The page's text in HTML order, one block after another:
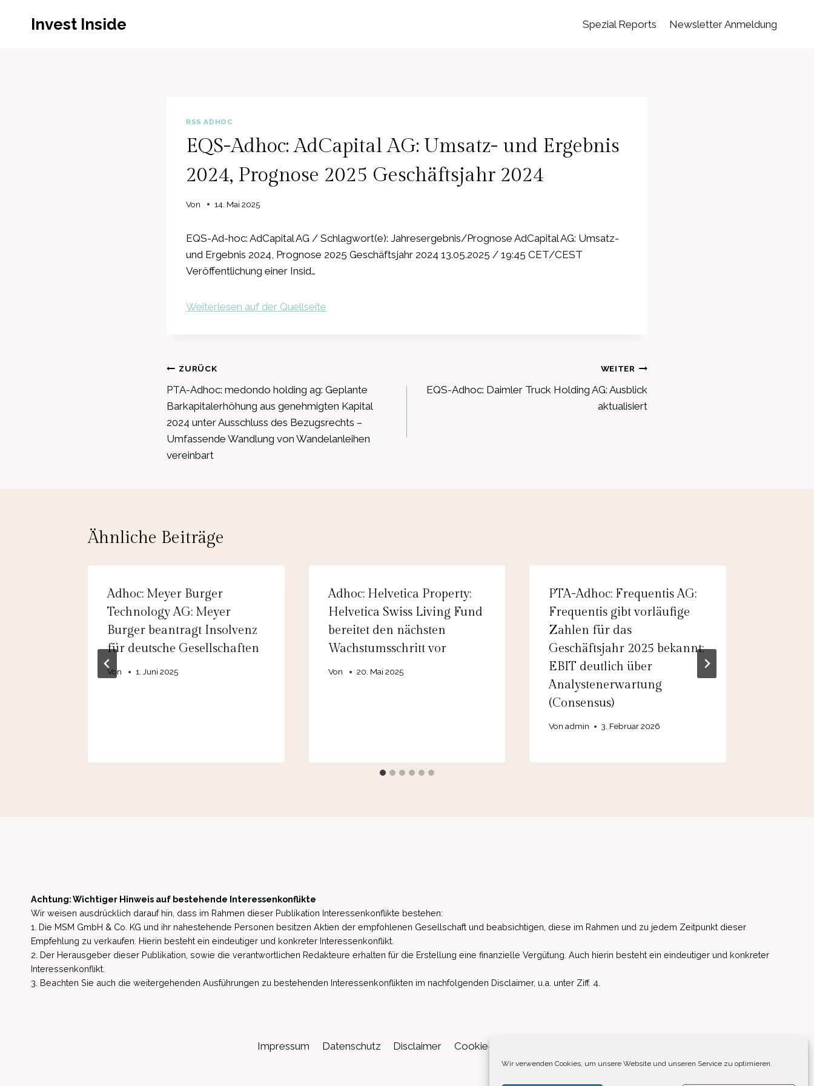
Wir verwenden Cookies, um unsere Website und unseren Service zu optimieren.
Invest Inside Spezial Reports Newsletter Anmeldung
RSS ADHOC
EQS-Adhoc: AdCapital AG: Umsatz- und Ergebnis
2024, Prognose 2025 Geschäftsjahr 2024
Von 14. Mai 2025
EQS-Ad-hoc: AdCapital AG / Schlagwort(e): Jahresergebnis/Prognose AdCapital AG: Umsatz-
und Ergebnis 2024, Prognose 2025 Geschäftsjahr 2024 13.05.2025 / 19:45 CET/CEST
Veröffentlichung einer Insid…
Weiterlesen auf der Quellseite
Beitragsnavigation
ZURÜCK
PTA-Adhoc: medondo holding ag: Geplante
Barkapitalerhöhung aus genehmigten Kapital
2024 unter Ausschluss des Bezugsrechts –
Umfassende Wandlung von Wandelanleihen
vereinbart
WEITER
EQS-Adhoc: Daimler Truck Holding AG: Ausblick
aktualisiert
Ähnliche Beiträge
Adhoc: Meyer Burger
Technology AG: Meyer
Burger beantragt Insolvenz
für deutsche Gesellschaften
Von 1. Juni 2025
Adhoc: Helvetica Property:
Helvetica Swiss Living Fund
bereitet den nächsten
Wachstumsschritt vor
Von 20. Mai 2025
PTA-Adhoc: Frequentis AG:
Frequentis gibt vorläufige
Zahlen für das
Geschäftsjahr 2025 bekannt:
EBIT deutlich über
Analystenerwartung
(Consensus)
Von admin 3. Februar 2026
Achtung: Wichtiger Hinweis auf bestehende Interessenkonflikte
Wir weisen ausdrücklich darauf hin, dass im Rahmen dieser Publikation Interessenkonflikte bestehen:
1. Die MSM GmbH & Co. KG und ihr nahestehende Personen besitzen Aktien der empfohlenen Gesellschaft und beabsichtigen, diese im Rahmen und zu jedem Zeitpunkt dieser
Empfehlung zu verkaufen. Hierin besteht ein eindeutiger und konkreter Interessenkonflikt.
2. Der Herausgeber dieser Publikation, sowie die verantwortlichen Redakteure erhalten für die Erstellung eine finanzielle Vergütung. Auch hierin besteht ein eindeutiger und konkreter
Interessenkonflikt.
3. Beachten Sie auch die weitergehenden Ausführungen zu bestehenden Interessenkonflikten im nachfolgenden Disclaimer, u.a. unter Ziff. 4.
Impressum Datenschutz Disclaimer Cookie-Richtlinie (EU)